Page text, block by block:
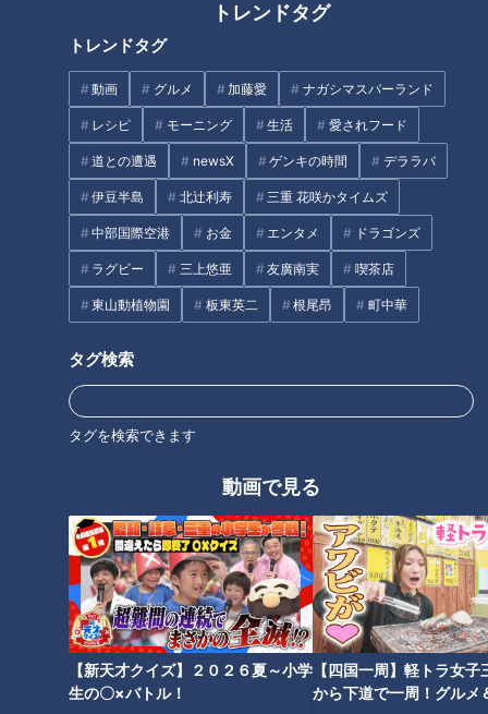
トレンドタグ
トレンドタグ
動画 グルメ 加藤愛 ナガシマスパーランド
レシピ モーニング 生活 愛されフード
道との遭遇 newsX ゲンキの時間 デララバ
伊豆半島 北辻利寿 三重 花咲かタイムズ
中部国際空港 お金 エンタメ ドラゴンズ
ラグビー 三上悠亜 友廣南実 喫茶店
東山動植物園 板東英二 根尾昂 町中華
タグ検索
タグを検索できます
動画で見る
【新天才クイズ】２０２６夏～小学
生の〇×バトル！
【四国一周】軽トラ女子
から下道で一周！グルメ
ド『くるみ鍋』をいただきま
す！【チャント！】
ード『ステーキモーニング』を
いただきます！【愛されフー
ド】
グルメ チャント！ 愛されFOOD 愛知
松本道弥
番組紹介
いただきます！ほぼ地元だけ愛されFOOD
身近な生活情報から芸能、どこよりも詳しい天気情報などなど、東
後3:49～5:50放送（金曜は午後4:50～5:50放送）。
ホームページ
番組サイト
最新話の見逃し配信はこちら